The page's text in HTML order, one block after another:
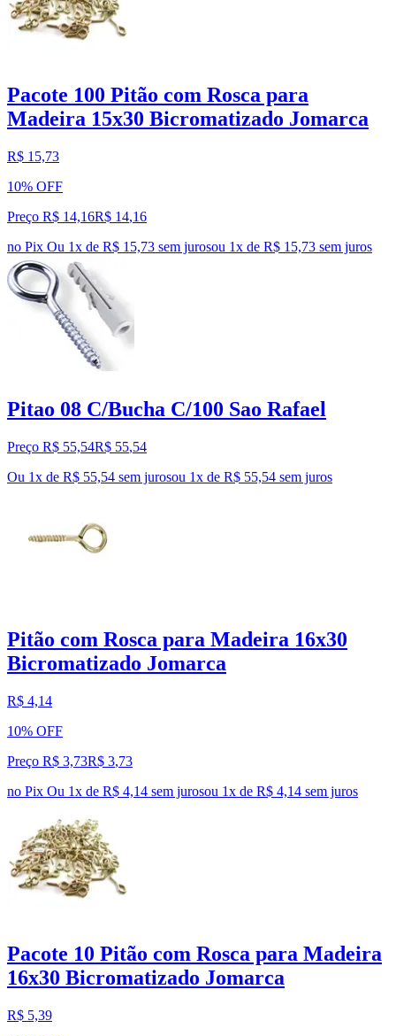
Pacote 100 Pitão com Rosca para
Madeira 15x30 Bicromatizado Jomarca
R$ 15,73
10% OFF
Preço R$ 14,16R$ 14,16
no Pix Ou 1x de R$ 15,73 sem jurosou 1x de R$ 15,73 sem juros
Pitao 08 C/Bucha C/100 Sao Rafael
Preço R$ 55,54R$ 55,54
Ou 1x de R$ 55,54 sem jurosou 1x de R$ 55,54 sem juros
Pitão com Rosca para Madeira 16x30
Bicromatizado Jomarca
R$ 4,14
10% OFF
Preço R$ 3,73R$ 3,73
no Pix Ou 1x de R$ 4,14 sem jurosou 1x de R$ 4,14 sem juros
Pacote 10 Pitão com Rosca para Madeira
16x30 Bicromatizado Jomarca
R$ 5,39